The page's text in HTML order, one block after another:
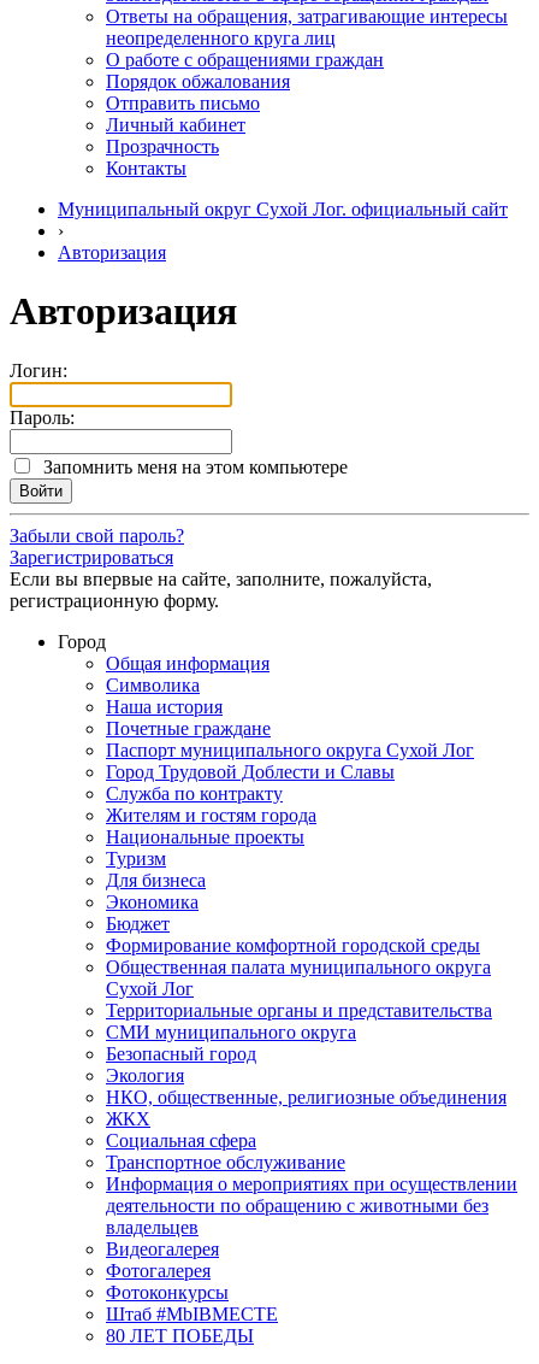
Ответы на обращения, затрагивающие интересы
неопределенного круга лиц
О работе с обращениями граждан
Порядок обжалования
Отправить письмо
Личный кабинет
Прозрачность
Контакты
Муниципальный округ Сухой Лог. официальный сайт
›
Авторизация
Авторизация
Логин:
Пароль:
Запомнить меня на этом компьютере
Забыли свой пароль?
Зарегистрироваться
Если вы впервые на сайте, заполните, пожалуйста,
регистрационную форму.
Город
Общая информация
Символика
Наша история
Почетные граждане
Паспорт муниципального округа Сухой Лог
Город Трудовой Доблести и Славы
Служба по контракту
Жителям и гостям города
Национальные проекты
Туризм
Для бизнеса
Экономика
Бюджет
Формирование комфортной городской среды
Общественная палата муниципального округа
Сухой Лог
Территориальные органы и представительства
СМИ муниципального округа
Безопасный город
Экология
НКО, общественные, религиозные объединения
ЖКХ
Социальная сфера
Транспортное обслуживание
Информация о мероприятиях при осуществлении
деятельности по обращению с животными без
владельцев
Видеогалерея
Фотогалерея
Фотоконкурсы
Штаб #MbIBMECTE
80 ЛЕТ ПОБЕДЫ